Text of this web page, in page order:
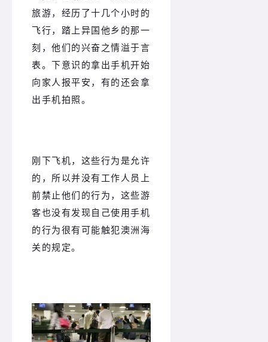
旅游，经历了十几个小时的
飞行，踏上异国他乡的那一
刻，他们的兴奋之情溢于言
表。下意识的拿出手机开始
向家人报平安，有的还会拿
出手机拍照。
刚下飞机，这些行为是允许
的，所以并没有工作人员上
前禁止他们的行为，这些游
客也没有发现自己使用手机
的行为很有可能触犯澳洲海
关的规定。